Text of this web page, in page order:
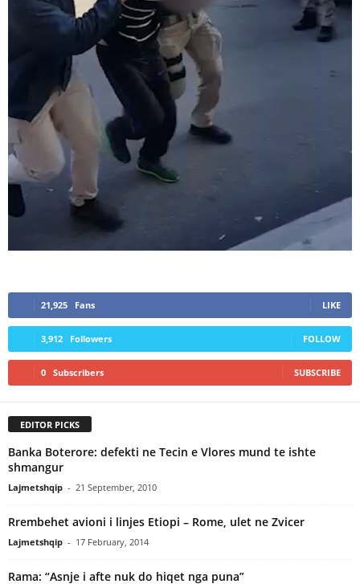
21,925 Fans LIKE
3,912 Followers FOLLOW
0 Subscribers SUBSCRIBE
EDITOR PICKS
Banka Boterore: defekti ne Tecin e Vlores mund te ishte
shmangur
Lajmetshqip - 21 September, 2010
Rrembehet avioni i linjes Etiopi – Rome, ulet ne Zvicer
Lajmetshqip - 17 February, 2014
Rama: “Asnje i afte nuk do hiqet nga puna”